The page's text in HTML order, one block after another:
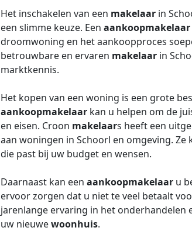
Het inschakelen van een makelaar in
een slimme keuze. Een aankoopmakelaar
droomwoning en het aankoopproces
betrouwbare en ervaren makelaar in
marktkennis.
Het kopen van een woning is een grote
aankoopmakelaar kan u helpen om de
en eisen. Croon makelaars heeft een
aan woningen in Schoorl en omgeving.
die past bij uw budget en wensen.
Daarnaast kan een aankoopmakelaar u
ervoor zorgen dat u niet te veel betaalt
jarenlange ervaring in het onderhandelen
uw nieuwewoonhuis.